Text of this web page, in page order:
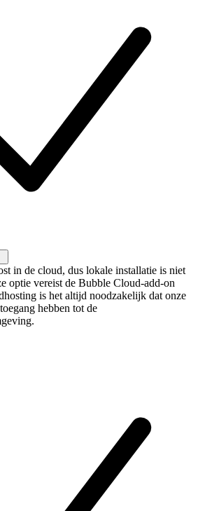
in de cloud, dus lokale installatie is niet
optie vereist de Bubble Cloud-add-on
is het altijd noodzakelijk dat onze
hebben tot de